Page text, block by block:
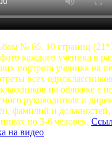
№ 66. 10 страниц
каждого ученика в
портрета ученика на
всех
на обложке с
руководителя и
фамилий и должностей,
по 3-6 человек.
на видео